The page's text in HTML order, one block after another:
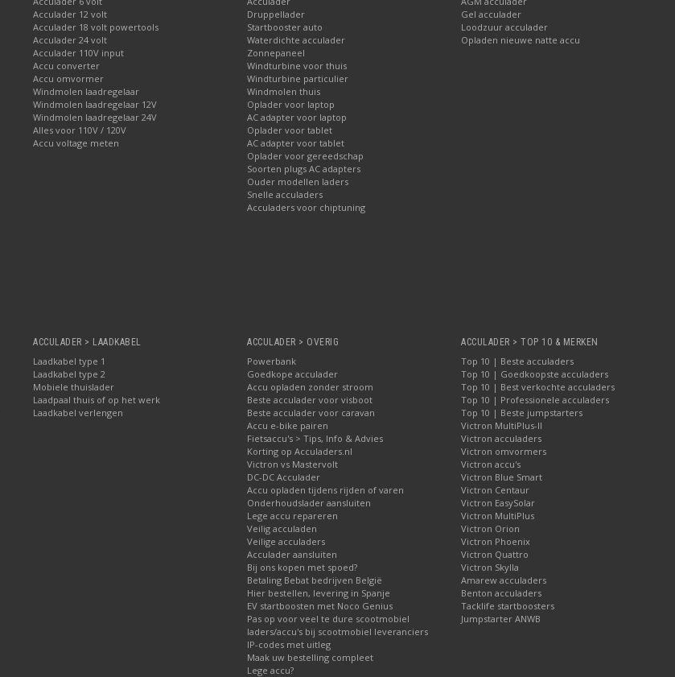
Acculader 12 volt
Acculader 18 volt powertools
Acculader 24 volt
Acculader 110V input
Accu converter
Accu omvormer
Windmolen laadregelaar
Windmolen laadregelaar 12V
Windmolen laadregelaar 24V
Alles voor 110V / 120V
Accu voltage meten
Druppellader
Startbooster auto
Waterdichte acculader
Zonnepaneel
Windturbine voor thuis
Windturbine particulier
Windmolen thuis
Oplader voor laptop
AC adapter voor laptop
Oplader voor tablet
AC adapter voor tablet
Oplader voor gereedschap
Soorten plugs AC adapters
Ouder modellen laders
Snelle acculaders
Acculaders voor chiptuning
Gel acculader
Loodzuur acculader
Opladen nieuwe natte accu
ACCULADER > LAADKABEL
Laadkabel type 1
Laadkabel type 2
Mobiele thuislader
Laadpaal thuis of op het werk
Laadkabel verlengen
ACCULADER > OVERIG
Powerbank
Goedkope acculader
Accu opladen zonder stroom
Beste acculader voor visboot
Beste acculader voor caravan
Accu e-bike pairen
Fietsaccu's > Tips, Info & Advies
Korting op Acculaders.nl
Victron vs Mastervolt
DC-DC Acculader
Accu opladen tijdens rijden of varen
Onderhoudslader aansluiten
Lege accu repareren
Veilig acculaden
Veilige acculaders
Acculader aansluiten
Bij ons kopen met spoed?
Betaling Bebat bedrijven België
Hier bestellen, levering in Spanje
EV startboosten met Noco Genius
Pas op voor veel te dure scootmobiel
laders/accu's bij scootmobiel leveranciers
IP-codes met uitleg
Maak uw bestelling compleet
Lege accu?
ACCULADER > TOP 10 & MERKEN
Top 10 | Beste acculaders
Top 10 | Goedkoopste acculaders
Top 10 | Best verkochte acculaders
Top 10 | Professionele acculaders
Top 10 | Beste jumpstarters
Victron MultiPlus-II
Victron acculaders
Victron omvormers
Victron accu's
Victron Blue Smart
Victron Centaur
Victron EasySolar
Victron MultiPlus
Victron Orion
Victron Phoenix
Victron Quattro
Victron Skylla
Amarew acculaders
Benton acculaders
Tacklife startboosters
Jumpstarter ANWB